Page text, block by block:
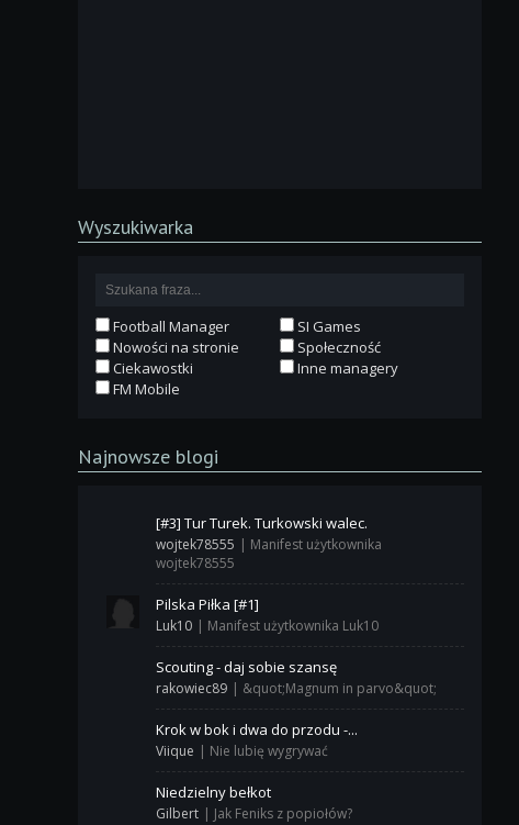
Wyszukiwarka
Football Manager
SI Games
Nowości na stronie
Społeczność
Ciekawostki
Inne managery
FM Mobile
Najnowsze blogi
[#3] Tur Turek. Turkowski walec.
wojtek78555 | Manifest użytkownika
wojtek78555
Pilska Piłka [#1]
Luk10 | Manifest użytkownika Luk10
Scouting - daj sobie szansę
rakowiec89 | &quot;Magnum in parvo&quot;
Krok w bok i dwa do przodu -...
Viique | Nie lubię wygrywać
Niedzielny bełkot
Gilbert | Jak Feniks z popiołów?